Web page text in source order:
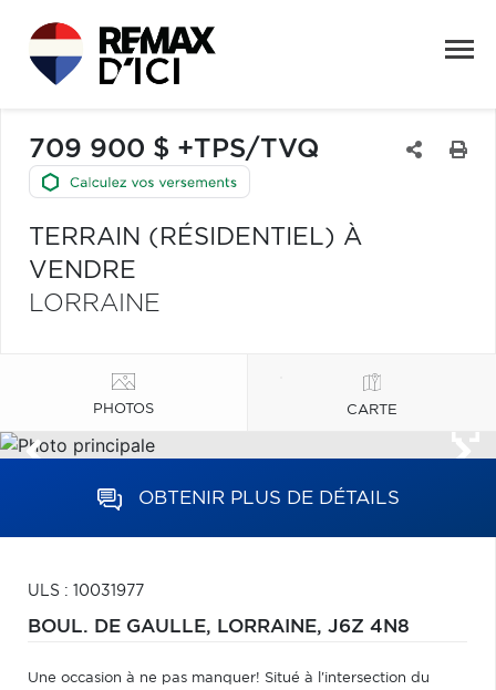
709 900 $ +TPS/TVQ
TERRAIN (RÉSIDENTIEL) À
VENDRE
LORRAINE
PHOTOS CARTE
OBTENIR PLUS DE DÉTAILS
ULS : 10031977
BOUL. DE GAULLE, LORRAINE, J6Z 4N8
Une occasion à ne pas manquer! Situé à l'intersection du